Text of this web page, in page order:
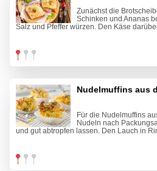
Zunächst die
Schinken und Ananas
Salz und Pfeffer würzen. Den Käse
Nudelmuffins aus
Für die Nudelmuffins
Nudeln nach
und gut abtropfen lassen. Den Lauch in